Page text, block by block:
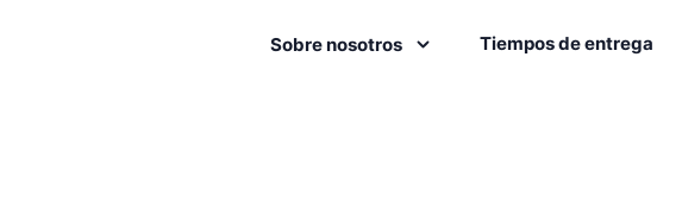
Sobre nosotros Tiempos de entrega